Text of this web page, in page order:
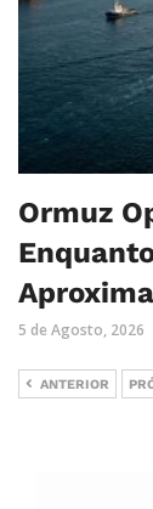
Ormuz
5 de Agosto, 2026
ANTERIOR